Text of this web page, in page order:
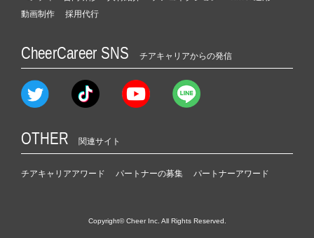
動画制作
採用代行
CheerCareer SNS チアキャリアからの発信
OTHER 関連サイト
チアキャリアアワード パートナーの募集 パートナーアワード
Copyright© Cheer Inc. All Rights Reserved.